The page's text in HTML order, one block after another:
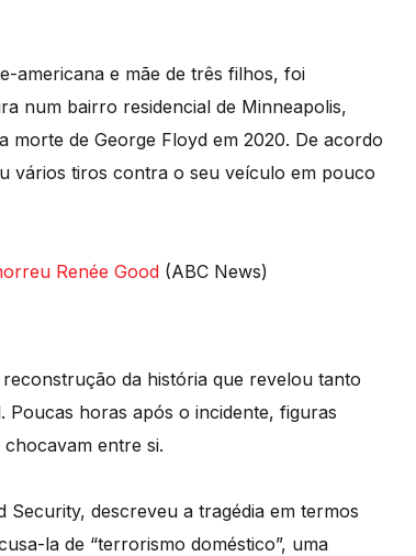
americana e mãe de três filhos, foi
num bairro residencial de Minneapolis,
morte de George Floyd em 2020. De acordo
vários tiros contra o seu veículo em pouco
Renée Good (ABC News)
da história que revelou tanto
Poucas horas após o incidente, figuras
entre si.
descreveu a tragédia em termos
la de “terrorismo doméstico”, uma